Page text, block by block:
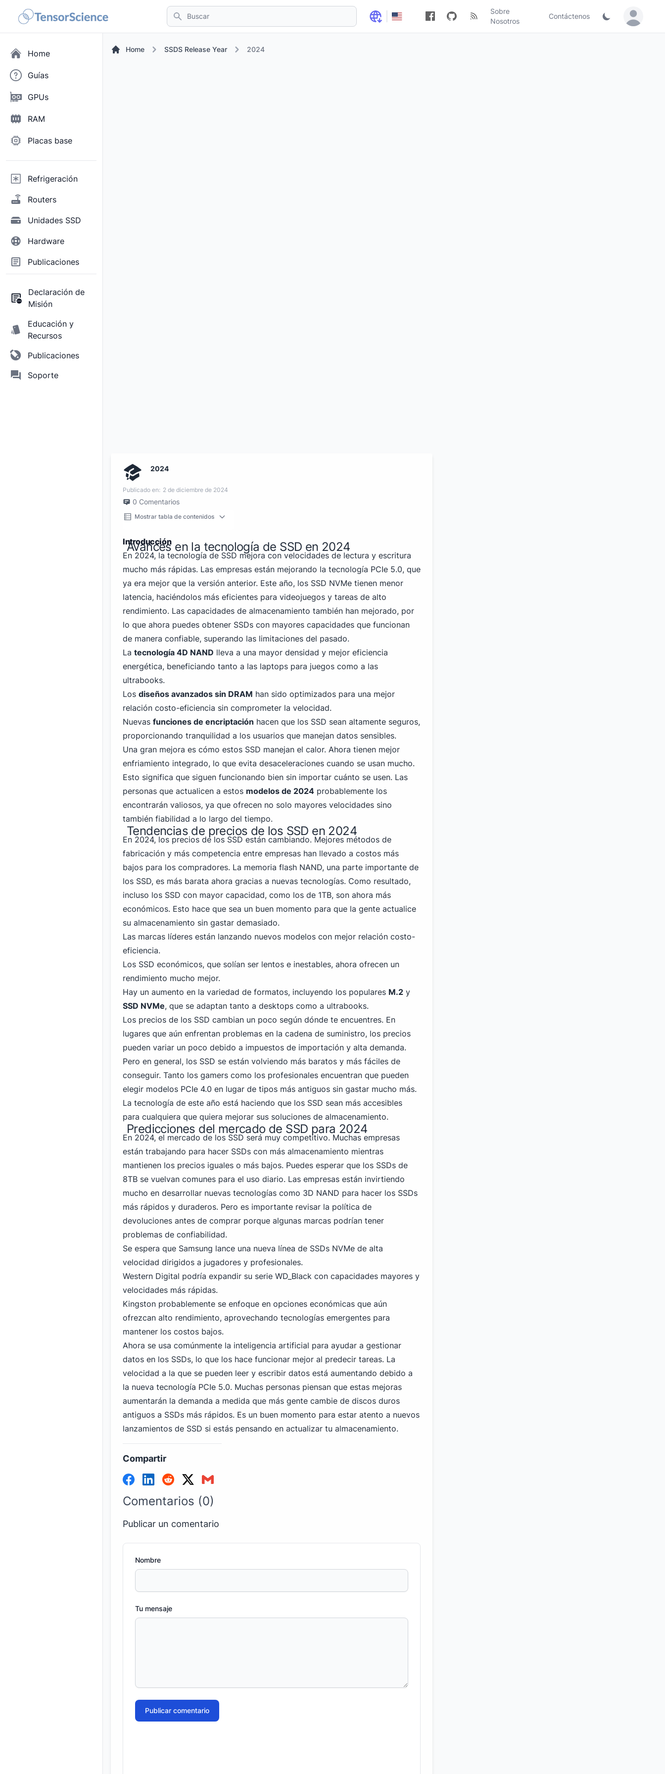
Buscar
Sobre
Nosotros
Contáctenos Sign in /
Home
Guías
GPUs
RAM
Placas base
Refrigeración
Routers
Unidades SSD
Hardware
Publicaciones
Declaración de
Misión
Educación y
Recursos
Publicaciones
Soporte
Home SSDS Release Year 2024
2024
Publicado en: 2 de diciembre de 2024
0 Comentarios
Mostrar tabla de contenidos
Introducción
Avances en la tecnología de SSD en 2024
En 2024, la tecnología de SSD mejora con velocidades de lectura y escritura
mucho más rápidas. Las empresas están mejorando la tecnología PCIe 5.0, que
ya era mejor que la versión anterior. Este año, los SSD NVMe tienen menor
latencia, haciéndolos más eficientes para videojuegos y tareas de alto
rendimiento. Las capacidades de almacenamiento también han mejorado, por
lo que ahora puedes obtener SSDs con mayores capacidades que funcionan
de manera confiable, superando las limitaciones del pasado.
La tecnología 4D NAND lleva a una mayor densidad y mejor eficiencia
energética, beneficiando tanto a las laptops para juegos como a las
ultrabooks.
Los diseños avanzados sin DRAM han sido optimizados para una mejor
relación costo-eficiencia sin comprometer la velocidad.
Nuevas funciones de encriptación hacen que los SSD sean altamente seguros,
proporcionando tranquilidad a los usuarios que manejan datos sensibles.
Una gran mejora es cómo estos SSD manejan el calor. Ahora tienen mejor
enfriamiento integrado, lo que evita desaceleraciones cuando se usan mucho.
Esto significa que siguen funcionando bien sin importar cuánto se usen. Las
personas que actualicen a estos modelos de 2024 probablemente los
encontrarán valiosos, ya que ofrecen no solo mayores velocidades sino
también fiabilidad a lo largo del tiempo.
Tendencias de precios de los SSD en 2024
En 2024, los precios de los SSD están cambiando. Mejores métodos de
fabricación y más competencia entre empresas han llevado a costos más
bajos para los compradores. La memoria flash NAND, una parte importante de
los SSD, es más barata ahora gracias a nuevas tecnologías. Como resultado,
incluso los SSD con mayor capacidad, como los de 1TB, son ahora más
económicos. Esto hace que sea un buen momento para que la gente actualice
su almacenamiento sin gastar demasiado.
Las marcas líderes están lanzando nuevos modelos con mejor relación costo-
eficiencia.
Los SSD económicos, que solían ser lentos e inestables, ahora ofrecen un
rendimiento mucho mejor.
Hay un aumento en la variedad de formatos, incluyendo los populares M.2 y
SSD NVMe, que se adaptan tanto a desktops como a ultrabooks.
Los precios de los SSD cambian un poco según dónde te encuentres. En
lugares que aún enfrentan problemas en la cadena de suministro, los precios
pueden variar un poco debido a impuestos de importación y alta demanda.
Pero en general, los SSD se están volviendo más baratos y más fáciles de
conseguir. Tanto los gamers como los profesionales encuentran que pueden
elegir modelos PCIe 4.0 en lugar de tipos más antiguos sin gastar mucho más.
La tecnología de este año está haciendo que los SSD sean más accesibles
para cualquiera que quiera mejorar sus soluciones de almacenamiento.
Predicciones del mercado de SSD para 2024
En 2024, el mercado de los SSD será muy competitivo. Muchas empresas
están trabajando para hacer SSDs con más almacenamiento mientras
mantienen los precios iguales o más bajos. Puedes esperar que los SSDs de
8TB se vuelvan comunes para el uso diario. Las empresas están invirtiendo
mucho en desarrollar nuevas tecnologías como 3D NAND para hacer los SSDs
más rápidos y duraderos. Pero es importante revisar la política de
devoluciones antes de comprar porque algunas marcas podrían tener
problemas de confiabilidad.
Se espera que Samsung lance una nueva línea de SSDs NVMe de alta
velocidad dirigidos a jugadores y profesionales.
Western Digital podría expandir su serie WD_Black con capacidades mayores y
velocidades más rápidas.
Kingston probablemente se enfoque en opciones económicas que aún
ofrezcan alto rendimiento, aprovechando tecnologías emergentes para
mantener los costos bajos.
Ahora se usa comúnmente la inteligencia artificial para ayudar a gestionar
datos en los SSDs, lo que los hace funcionar mejor al predecir tareas. La
velocidad a la que se pueden leer y escribir datos está aumentando debido a
la nueva tecnología PCIe 5.0. Muchas personas piensan que estas mejoras
aumentarán la demanda a medida que más gente cambie de discos duros
antiguos a SSDs más rápidos. Es un buen momento para estar atento a nuevos
lanzamientos de SSD si estás pensando en actualizar tu almacenamiento.
Compartir
Comentarios (0)
Publicar un comentario
Nombre
Tu mensaje
Publicar comentario